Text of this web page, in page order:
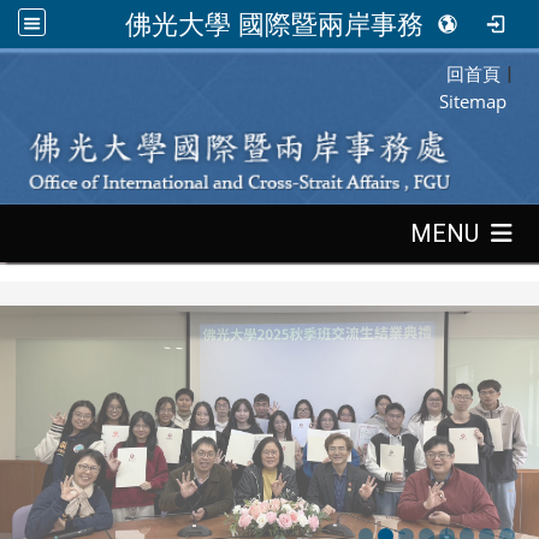
佛光大學 國際暨兩岸事務處
:::
回首頁 |
Sitemap
MENU